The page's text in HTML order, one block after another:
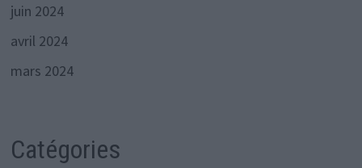
juin 2024
avril 2024
mars 2024
Catégories